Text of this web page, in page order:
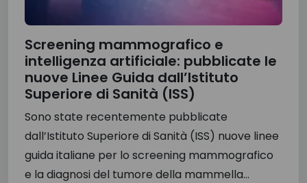
Screening mammografico e
intelligenza artificiale: pubblicate le
nuove Linee Guida dall’Istituto
Superiore di Sanità (ISS)
Sono state recentemente pubblicate
dall’Istituto Superiore di Sanità (ISS) nuove linee
guida italiane per lo screening mammografico
e la diagnosi del tumore della mammella...